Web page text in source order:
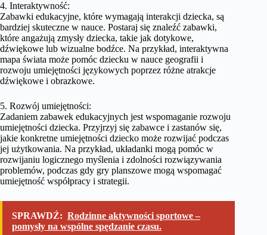
4. Interaktywność:
Zabawki edukacyjne, które wymagają interakcji dziecka, są
bardziej skuteczne w nauce. Postaraj się znaleźć zabawki,
które angażują zmysły dziecka, takie jak dotykowe,
dźwiękowe lub wizualne bodźce. Na przykład, interaktywna
mapa świata może pomóc dziecku w nauce geografii i
rozwoju umiejętności językowych poprzez różne atrakcje
dźwiękowe i obrazkowe.
5. Rozwój umiejętności:
Zadaniem zabawek edukacyjnych jest wspomaganie rozwoju
umiejętności dziecka. Przyjrzyj się zabawce i zastanów się,
jakie konkretne umiejętności dziecko może rozwijać podczas
jej użytkowania. Na przykład, układanki mogą pomóc w
rozwijaniu logicznego myślenia i zdolności rozwiązywania
problemów, podczas gdy gry planszowe mogą wspomagać
umiejętność współpracy i strategii.
SPRAWDŹ: Rodzinne aktywności sportowe –
pomysły na wspólne spędzanie czasu.